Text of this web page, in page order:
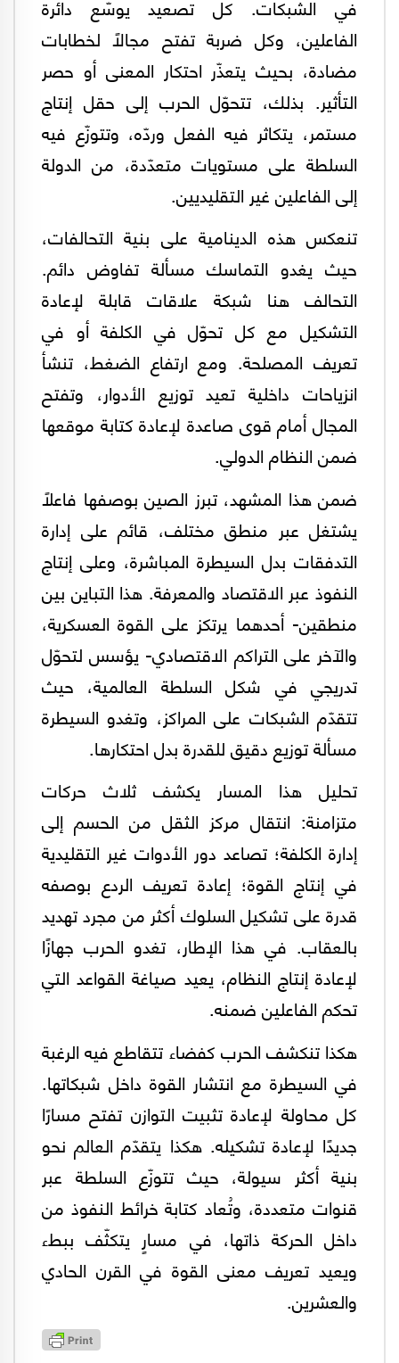
الفاعلين، وكل ضربة تفتح مجالًا لخطابات
مضادة، بحيث يتعذّر احتكار المعنى أو حصر
التأثير. بذلك، تتحوّل الحرب إلى حقل إنتاج
مستمر، يتكاثر فيه الفعل وردّه، وتتوزّع فيه
السلطة على مستويات متعدّدة، من الدولة
إلى الفاعلين غير التقليديين.
تنعكس هذه الدينامية على بنية التحالفات،
حيث يغدو التماسك مسألة تفاوض دائم.
التحالف هنا شبكة علاقات قابلة لإعادة
التشكيل مع كل تحوّل في الكلفة أو في
تعريف المصلحة. ومع ارتفاع الضغط، تنشأ
انزياحات داخلية تعيد توزيع الأدوار، وتفتح
المجال أمام قوى صاعدة لإعادة كتابة موقعها
ضمن النظام الدولي.
ضمن هذا المشهد، تبرز الصين بوصفها فاعلًا
يشتغل عبر منطق مختلف، قائم على إدارة
التدفقات بدل السيطرة المباشرة، وعلى إنتاج
النفوذ عبر الاقتصاد والمعرفة. هذا التباين بين
منطقين- أحدهما يرتكز على القوة العسكرية،
والآخر على التراكم الاقتصادي- يؤسس لتحوّل
تدريجي في شكل السلطة العالمية، حيث
تتقدّم الشبكات على المراكز، وتغدو السيطرة
مسألة توزيع دقيق للقدرة بدل احتكارها.
تحليل هذا المسار يكشف ثلاث حركات
متزامنة: انتقال مركز الثقل من الحسم إلى
إدارة الكلفة؛ تصاعد دور الأدوات غير التقليدية
في إنتاج القوة؛ إعادة تعريف الردع بوصفه
قدرة على تشكيل السلوك أكثر من مجرد تهديد
بالعقاب. في هذا الإطار، تغدو الحرب جهازًا
لإعادة إنتاج النظام، يعيد صياغة القواعد التي
تحكم الفاعلين ضمنه.
هكذا تنكشف الحرب كفضاء تتقاطع فيه الرغبة
في السيطرة مع انتشار القوة داخل شبكاتها.
كل محاولة لإعادة تثبيت التوازن تفتح مسارًا
جديدًا لإعادة تشكيله. هكذا يتقدّم العالم نحو
بنية أكثر سيولة، حيث تتوزّع السلطة عبر
قنوات متعددة، وتُعاد كتابة خرائط النفوذ من
داخل الحركة ذاتها، في مسارٍ يتكثّف ببطء
ويعيد تعريف معنى القوة في القرن الحادي
والعشرين.